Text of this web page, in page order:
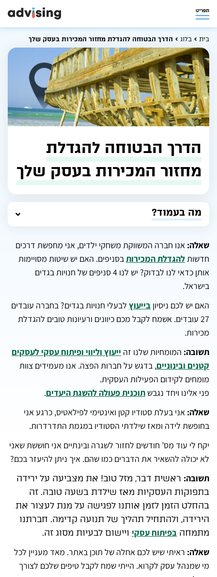
תפריט
בית בלוג הדרך הבטוחה להגדלת מחזור המכירות בעסק שלך
הדרך הבטוחה להגדלת
מחזור המכירות בעסק שלך
מה בעמוד?
שאלה: אנו חברה המשווקת משחקי ילדים, אני מחפשת דרכים
חדשותלהגדלת המכירותבסניפים. האם יש שיטות מסויימות
אותן כדאי לנו לבדוק? יש לנו 4 סניפים של חנויות בגדים
בישראל.
האם יש לכם ניסיון בייעוץ לבעלי חנויות בגדים? בחברה עובדים
27 עובדים. אשמח לקבל מכם כיוונים ורעיונות טובים להגדלת
מכירות.
תשובה: המומחיות שלנו זה ייעוץ וליווי ופיתוח עסקי לעסקים
קטנים ובינוניים, בדגש על חברות הפצה. אנו מעמידים צוות
מומחים לקידום הפעילות העסקית.
פני אלינו ויחד נגבש תוכנית פעולה להשגת היעדים.
שאלה: אני בעלת סטודיו קטן ואינטימי לפילאטיס, כרגע אני
בחופשת לידה ומאז שילדתי הסטודיו במגמת התדרדרות.
יקח לי עוד מס’ חודשים לחזור לשגרה ובינתיים אני חוששת שאני
לא יכולה להשאיר את הדברים כמו שהם. איך ניתן להיעזר בכם?
תשובה: ראשית דבר, מזל טוב! את מצביעה על ירידה
בתפוקות העסקיות מאז שילדת בשעה טובה. זה
בהחלט הזמן לזמן אותנו לפגישה על מנת לעצור את
הירידה, ולהתחיל תהליך של תנועה קדימה. חברתנו
מתמחה בפיתוח עסקי ויישום לבעיות מסוג זה.
שאלה: ראיתי שיש לכם אחלה של תוכן באתר. מאד מעניין לכל
מי שמנהל עסק לקרוא. הייתי שמח לקבל טיפים שלכם לצורך